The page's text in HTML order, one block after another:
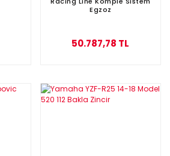
Egzoz
50.787,78 TL